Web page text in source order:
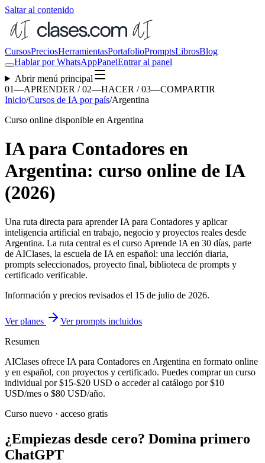
Saltar al contenido
CursosPreciosHerramientasPortafolioPromptsLibrosBlog
Hablar por WhatsAppPanelEntrar al panel
Abrir menú principal
01—APRENDER / 02—HACER / 03—COMPARTIR
Inicio/Cursos de IA por país/Argentina
Curso online disponible en Argentina
IA para Contadores en
Argentina: curso online de IA
(2026)
Una ruta directa para aprenderIA para Contadores y aplicar
inteligencia artificial en trabajo, negocio y proyectos reales desde
Argentina. La ruta central es el curso Aprende IA en 30 días, parte
de AIClases, la escuela de IA en español: una lección diaria,
prompts seleccionados, proyecto final, biblioteca de prompts y
certificado verificable.
Información y precios revisados el 15 de julio de 2026.
Ver planes
Ver prompts incluidos
Resumen
AIClases ofrece IA para Contadores en Argentina en formato online
y en español, con proyectos y certificado. Puedes comprar un curso
individual por$15-$20 USD o acceder al catálogo por$10
USD/mes o $80 USD/año.
Curso nuevo · acceso gratis
¿Empiezas desde cero? Domina primero
ChatGPT